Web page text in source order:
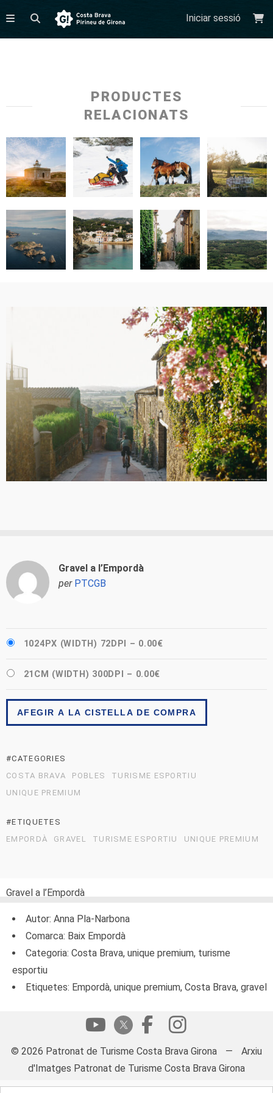
Iniciar sessió
PRODUCTES
RELACIONATS
Gravel a l’Empordà
per PTCGB
1024PX (WIDTH) 72DPI – 0.00€
21CM (WIDTH) 300DPI – 0.00€
AFEGIR A LA CISTELLA DE COMPRA
#CATEGORIES
COSTA BRAVA
POBLES
TURISME ESPORTIU
UNIQUE PREMIUM
#ETIQUETES
EMPORDÀ
GRAVEL TURISME ESPORTIU UNIQUE PREMIUM
Gravel a l’Empordà
Autor: Anna Pla-Narbona
Comarca: Baix Empordà
Categoria: Costa Brava, unique premium, turisme
esportiu
Etiquetes: Empordà, unique premium, Costa Brava, gravel
© 2026 Patronat de Turisme Costa Brava Girona —
Arxiu
d'Imatges Patronat de Turisme Costa Brava Girona